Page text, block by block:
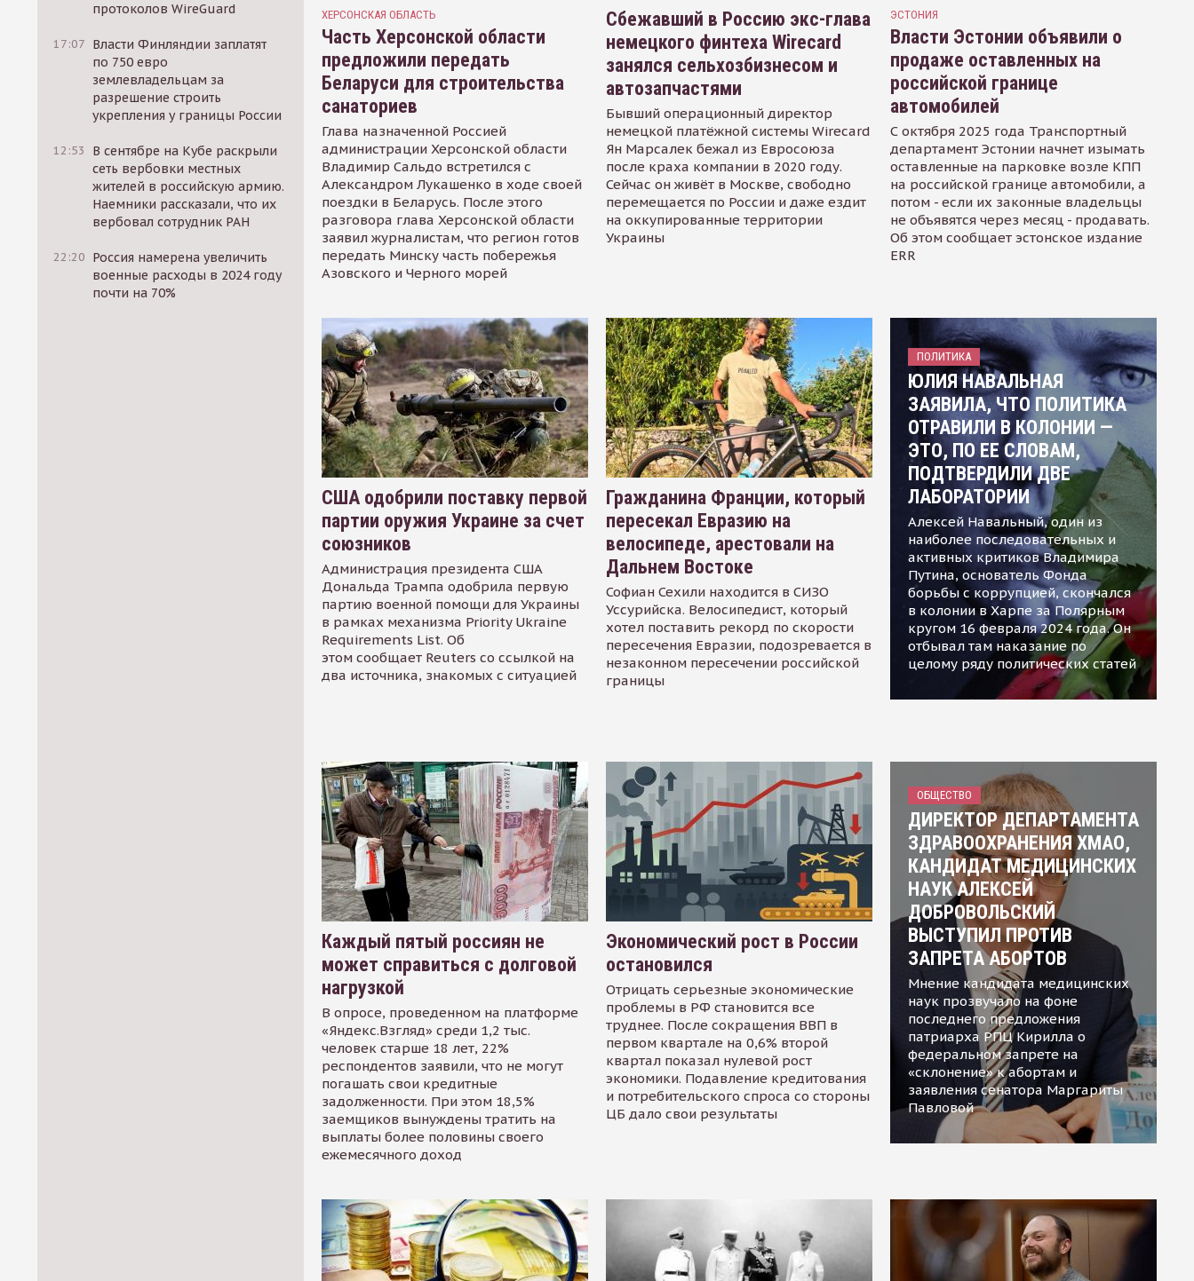
протоколов WireGuard
17:07 Власти Финляндии заплатят
по 750 евро
землевладельцам за
разрешение строить
укрепления у границы России
12:53
В сентябре на Кубе раскрыли
сеть вербовки местных
жителей в российскую армию.
Наемники рассказали, что их
вербовал сотрудник РАН
22:20 Россия намерена увеличить
военные расходы в 2024 году
почти на 70%
ХЕРСОНСКАЯ ОБЛАСТЬ
Часть Херсонской области
предложили передать
Беларуси для строительства
санаториев
Глава назначенной Россией
администрации Херсонской области
Владимир Сальдо встретился с
Александром Лукашенко в ходе своей
поездки в Беларусь. После этого
разговора глава Херсонской области
заявил журналистам, что регион готов
передать Минску часть побережья
Азовского и Черного морей
Сбежавший в Россию экс-глава
немецкого финтеха Wirecard
занялся сельхозбизнесом и
автозапчастями
Бывший операционный директор
немецкой платёжной системы Wirecard
Ян Марсалек бежал из Евросоюза
после краха компании в 2020 году.
Сейчас он живёт в Москве, свободно
перемещается по России и даже ездит
на оккупированные территории
Украины
ЭСТОНИЯ
Власти Эстонии объявили о
продаже оставленных на
российской границе
автомобилей
С октября 2025 года Транспортный
департамент Эстонии начнет изымать
оставленные на парковке возле КПП
на российской границе автомобили, а
потом - если их законные владельцы
не объявятся через месяц - продавать.
Об этом сообщает эстонское издание
ERR
США одобрили поставку первой
партии оружия Украине за счет
союзников
Администрация президента США
Дональда Трампа одобрила первую
партию военной помощи для Украины
в рамках механизма Priority Ukraine
Requirements List. Об
этом сообщает Reuters со ссылкой на
два источника, знакомых с ситуацией
Гражданина Франции, который
пересекал Евразию на
велосипеде, арестовали на
Дальнем Востоке
Софиан Сехили находится в СИЗО
Уссурийска. Велосипедист, который
хотел поставить рекорд по скорости
пересечения Евразии, подозревается в
незаконном пересечении российской
границы
ПОЛИТИКА
ЮЛИЯ НАВАЛЬНАЯ
ЗАЯВИЛА, ЧТО ПОЛИТИКА
ОТРАВИЛИ В КОЛОНИИ —
ЭТО, ПО ЕЕ СЛОВАМ,
ПОДТВЕРДИЛИ ДВЕ
ЛАБОРАТОРИИ
Алексей Навальный, один из
наиболее последовательных и
активных критиков Владимира
Путина, основатель Фонда
борьбы с коррупцией, скончался
в колонии в Харпе за Полярным
кругом 16 февраля 2024 года. Он
отбывал там наказание по
целому ряду политических статей
Каждый пятый россиян не
может справиться с долговой
нагрузкой
В опросе, проведенном на платформе
«Яндекс.Взгляд» среди 1,2 тыс.
человек старше 18 лет, 22%
респондентов заявили, что не могут
погашать свои кредитные
задолженности. При этом 18,5%
заемщиков вынуждены тратить на
выплаты более половины своего
ежемесячного доход
Экономический рост в России
остановился
Отрицать серьезные экономические
проблемы в РФ становится все
труднее. После сокращения ВВП в
первом квартале на 0,6% второй
квартал показал нулевой рост
экономики. Подавление кредитования
и потребительского спроса со стороны
ЦБ дало свои результаты
ОБЩЕСТВО
ДИРЕКТОР ДЕПАРТАМЕНТА
ЗДРАВООХРАНЕНИЯ ХМАО,
КАНДИДАТ МЕДИЦИНСКИХ
НАУК АЛЕКСЕЙ
ДОБРОВОЛЬСКИЙ
ВЫСТУПИЛ ПРОТИВ
ЗАПРЕТА АБОРТОВ
Мнение кандидата медицинских
наук прозвучало на фоне
последнего предложения
патриарха РПЦ Кирилла о
федеральном запрете на
«склонение» к абортам и
заявления сенатора Маргариты
Павловой